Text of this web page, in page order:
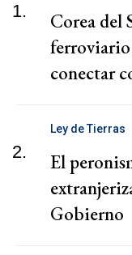
1.
Corea del
conectar
2.
Ley de Tierras
El
Gobierno